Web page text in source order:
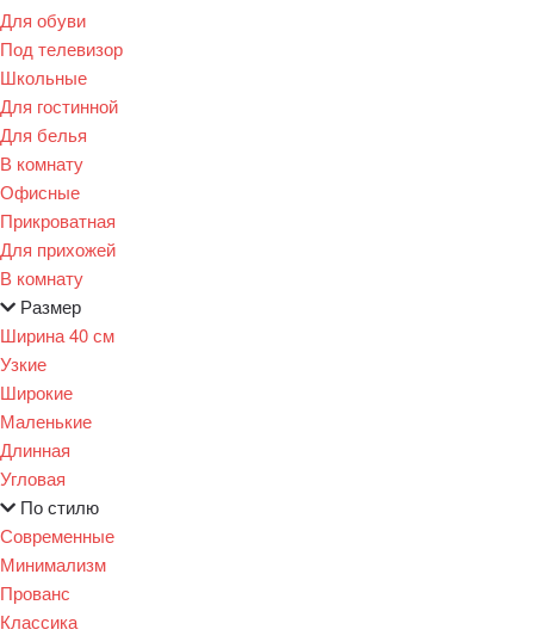
Для обуви
Под телевизор
Школьные
Для гостинной
Для белья
В комнату
Офисные
Прикроватная
Для прихожей
В комнату
Размер
Ширина 40 см
Узкие
Широкие
Маленькие
Длинная
Угловая
По стилю
Современные
Минимализм
Прованс
Классика